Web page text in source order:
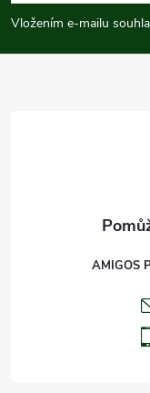
p
a
Vložením e-mailu
AMIGOS